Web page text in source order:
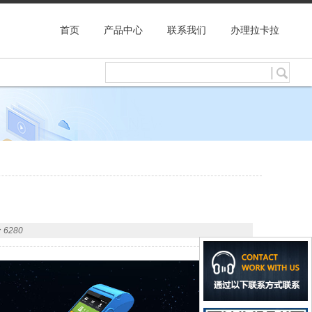
首页 产品中心 联系我们 办理拉卡拉
6280